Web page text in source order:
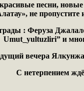
песни, новые
не пропустите
: Феруза
Umut_yultuzliri” и
вечера
С нетерпением